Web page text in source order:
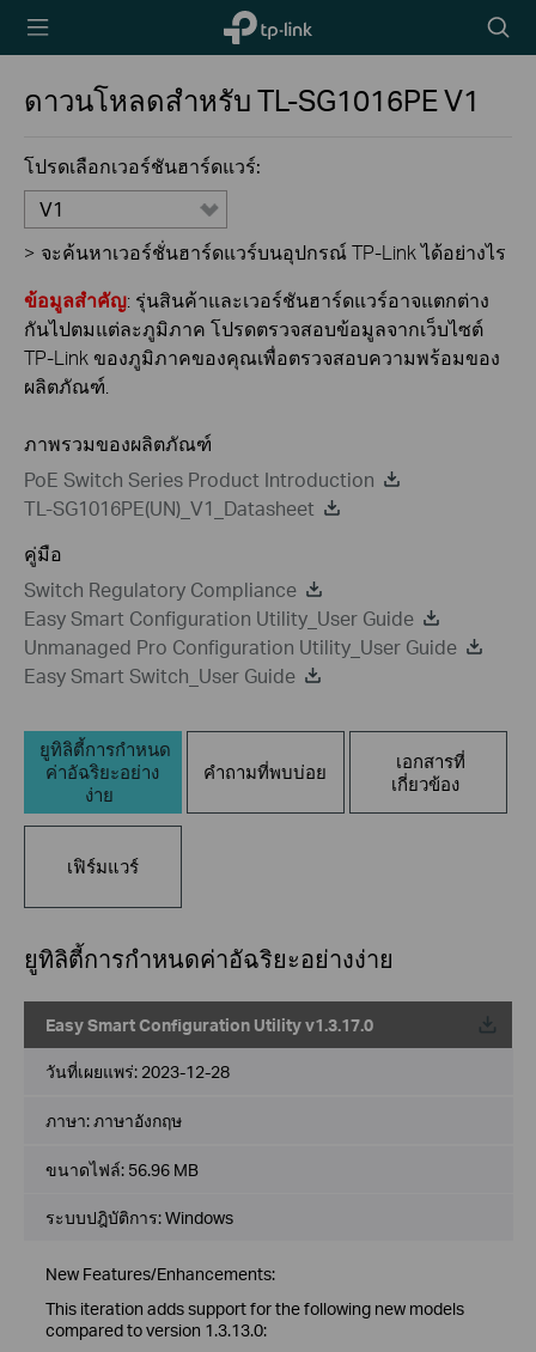
TP-Link,
Reliably
icon
ดาวนโหลดสำหรับTL-SG1016PEV1
โปรดเลือกเวอร์ชันฮาร์ดแวร์:
V1
> จะค้นหาเวอร์ชั่นฮาร์ดแวร์บนอุปกรณ์ TP-Link ได้อย่างไร
ข้อมูลสำคัญ: รุ่นสินค้าและเวอร์ชันฮาร์ดแวร์อาจแตกต่าง
กันไปตมแต่ละภูมิภาค โปรดตรวจสอบข้อมูลจากเว็บไซต์
TP-Link ของภูมิภาคของคุณเพื่อตรวจสอบความพร้อมของ
ผลิตภัณฑ์.
ภาพรวมของผลิตภัณฑ์
PoE Switch Series Product Introduction
TL-SG1016PE(UN)_V1_Datasheet
คู่มือ
Switch Regulatory Compliance
Easy Smart Configuration Utility_User Guide
Unmanaged Pro Configuration Utility_User Guide
Easy Smart Switch_User Guide
ยูทิลิตี้การกำหนด
ค่าอัฉริยะอย่าง
ง่าย
คำถามที่พบบ่อย
เอกสารที่
เกี่ยวข้อง
เฟิร์มแวร์
ยูทิลิตี้การกำหนดค่าอัฉริยะอย่างง่าย
Easy Smart Configuration Utility v1.3.17.0
วันที่เผยแพร่: 2023-12-28
ภาษา:ภาษาอังกฤษ
ขนาดไฟล์: 56.96 MB
ระบบปฎิบัติการ: Windows
New Features/Enhancements:
This iteration adds support for the following new models
compared to version 1.3.13.0: